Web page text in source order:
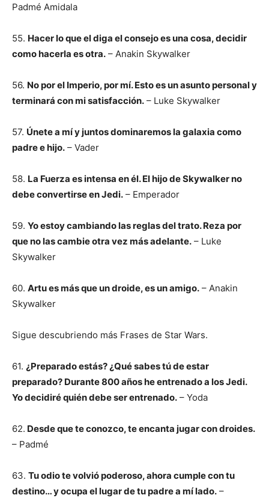
Padmé Amidala
55. Hacer lo que el diga el consejo es una cosa, decidir
como hacerla es otra. – Anakin Skywalker
56. No por el Imperio, por mí. Esto es un asunto personal y
terminará con mi satisfacción. – Luke Skywalker
57. Únete a mí y juntos dominaremos la galaxia como
padre e hijo. – Vader
58. La Fuerza es intensa en él. El hijo de Skywalker no
debe convertirse en Jedi. – Emperador
59. Yo estoy cambiando las reglas del trato. Reza por
que no las cambie otra vez más adelante. – Luke
Skywalker
60. Artu es más que un droide, es un amigo. – Anakin
Skywalker
Sigue descubriendo más Frases de Star Wars.
61. ¿Preparado estás? ¿Qué sabes tú de estar
preparado? Durante 800 años he entrenado a los Jedi.
Yo decidiré quién debe ser entrenado. – Yoda
62. Desde que te conozco, te encanta jugar con droides.
– Padmé
63. Tu odio te volvió poderoso, ahora cumple con tu
destino… y ocupa el lugar de tu padre a mí lado. –